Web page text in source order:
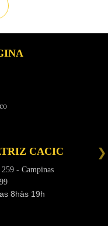
CACIC
- Campinas
8hàs 19h